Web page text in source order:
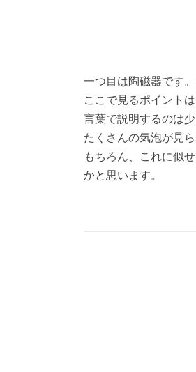
一つ目は陶磁器です
ここで見るポイント
言葉で説明するのは
たくさんの気泡が見
もちろん、これに似
かと思います。